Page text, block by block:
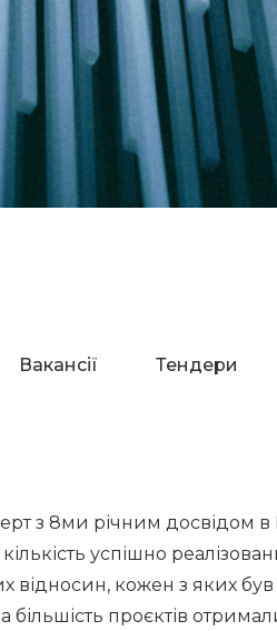
Вакансії Тендери
з 8ми річним досвідом в
успішно
відносин, кожен з яких був
більшість проєктів